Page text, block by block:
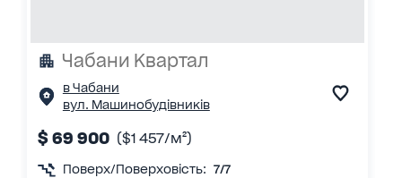
Чабани Квартал
в Чабани
вул. Машинобудівників
$ 69 900 ($1 457/м²)
Поверх/Поверховість: 7/7